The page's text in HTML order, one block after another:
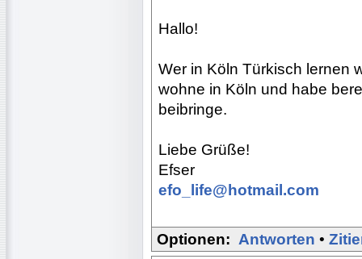
Hallo!
Wer in Köln Türkisch lernen
wohne in Köln und habe
beibringe.
Liebe Grüße!
Efser
efo_life@hotmail.com
Optionen: Antworten •